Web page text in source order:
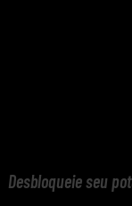
Desbloqueie seu